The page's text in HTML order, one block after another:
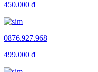
450.000 ₫
0876.927.968
499.000 ₫